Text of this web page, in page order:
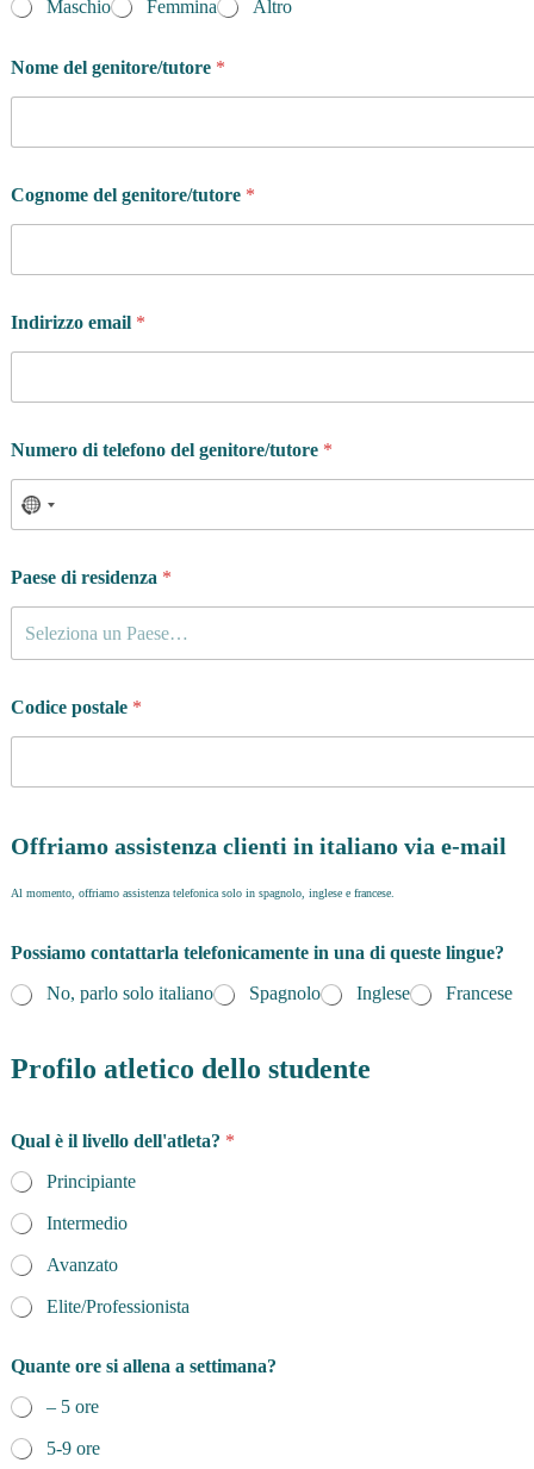
Maschio Femmina Altro
Nome del genitore/tutore *
Cognome del genitore/tutore *
Indirizzo email *
Numero di telefono del genitore/tutore *
Paese di residenza *
Seleziona un Paese…
Codice postale *
Offriamo assistenza clienti in italiano via e-mail
Al momento, offriamo assistenza telefonica solo in spagnolo, inglese e francese.
Possiamo contattarla telefonicamente in una di queste lingue?
No, parlo solo italiano
Spagnolo Inglese Francese
Profilo atletico dello studente
Qual è il livello dell'atleta? *
Principiante
Intermedio
Avanzato
Elite/Professionista
Quante ore si allena a settimana?
– 5 ore
5-9 ore